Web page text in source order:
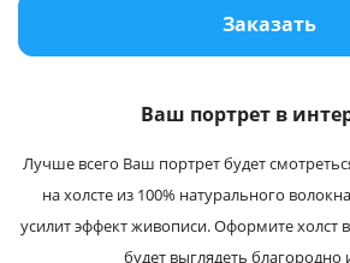
Заказать
Ваш портрет в
Лучше всего Ваш портрет будет
на холсте из 100% натурального
усилит эффект живописи. Оформите холст
будет выглядеть благородно